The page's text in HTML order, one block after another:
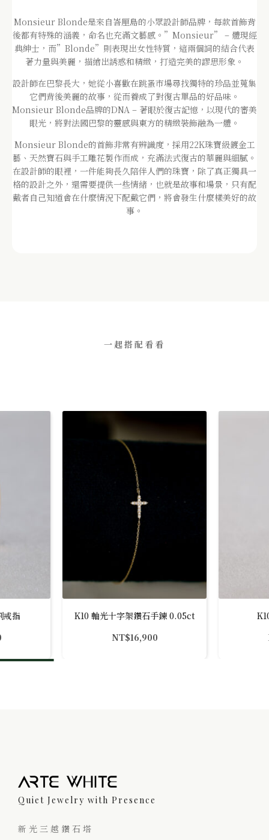
Monsieur Blonde是來自峇厘島的小眾設計師品牌，每款首飾背
後都有特殊的涵義，命名也充滿文藝感。”Monsieur” – 體現經
典紳士，而”Blonde”則表現出女性特質，這兩個詞的結合代表
著力量與美麗，描繪出誘惑和精緻，打造完美的謬思形象。
設計師在巴黎長大，她從小喜歡在跳蚤市場尋找獨特的珍品並蒐集
它們背後美麗的故事，從而養成了對復古單品的好品味。
Monsieur Blonde品牌的DNA – 著眼於復古記憶，以現代的審美
眼光，將對法國巴黎的靈感與東方的精緻裝飾融為一體。
Monsieur Blonde的首飾非常有辨識度，採用22K珠寶級鍍金工
藝、天然寶石與手工雕花製作而成，充滿法式復古的華麗與細膩。
在設計師的眼裡，一件能夠長久陪伴人們的珠寶，除了真正獨具一
格的設計之外，還需要提供一些情緒，也就是故事和場景，只有配
戴者自己知道會在什麼情況下配戴它們，將會發生什麼樣美好的故
事。
一起搭配看看
戒指
K10 軸光十字架鑽石手鍊 0.05ct
NT$16,900
Quiet Jewelry with Presence
新光三越鑽石塔